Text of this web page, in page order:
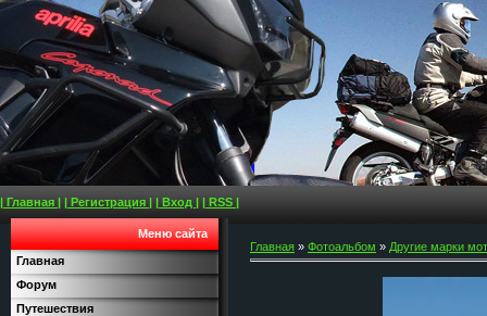
| Главная | | Регистрация | | Вход | | RSS |
Меню сайта
Главная
Форум
Путешествия
Главная » Фотоальбом » Другие марки